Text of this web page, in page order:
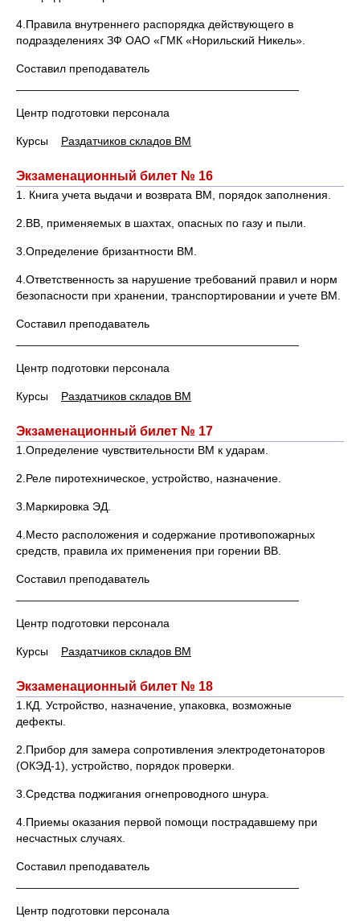
4.Правила внутреннего распорядка действующего в
подразделениях ЗФ ОАО «ГМК «Норильский Никель».
Составил преподаватель
Центр подготовки персонала
Курсы Раздатчиков складов ВМ
Экзаменационный билет № 16
1. Книга учета выдачи и возврата ВМ, порядок заполнения.
2.ВВ, применяемых в шахтах, опасных по газу и пыли.
3.Определение бризантности ВМ.
4.Ответственность за нарушение требований правил и норм
безопасности при хранении, транспортировании и учете ВМ.
Составил преподаватель
Центр подготовки персонала
Курсы Раздатчиков складов ВМ
Экзаменационный билет № 17
1.Определение чувствительности ВМ к ударам.
2.Реле пиротехническое, устройство, назначение.
3.Маркировка ЭД.
4.Место расположения и содержание противопожарных
средств, правила их применения при горении ВВ.
Составил преподаватель
Центр подготовки персонала
Курсы Раздатчиков складов ВМ
Экзаменационный билет № 18
1.КД. Устройство, назначение, упаковка, возможные
дефекты.
2.Прибор для замера сопротивления электродетонаторов
(ОКЭД-1), устройство, порядок проверки.
3.Средства поджигания огнепроводного шнура.
4.Приемы оказания первой помощи пострадавшему при
несчастных случаях.
Составил преподаватель
Центр подготовки персонала